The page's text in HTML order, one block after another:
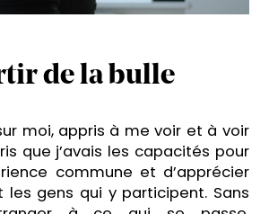
de la bulle
moi, appris à me voir et à voir
que j’avais les capacités pour
commune et d’apprécier
les gens qui y participent. Sans